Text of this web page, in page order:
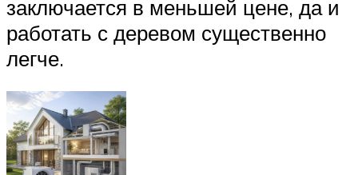
заключается в меньшей цене, да и
работать с деревом существенно
легче.